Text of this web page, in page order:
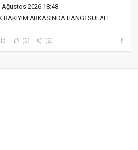
Ağustos 2026 18:48
BAKIYIM ARKASINDA HANGİ SÜLALE
(5) (2)